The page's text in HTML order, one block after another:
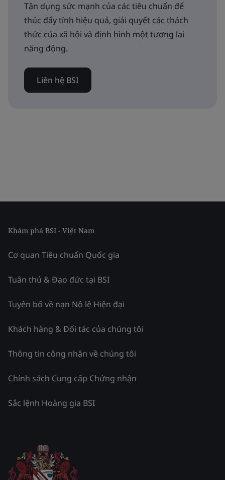
Tận dụng sức mạnh của các tiêu chuẩn để
thúc đẩy tính hiệu quả, giải quyết các thách
thức của xã hội và định hình một tương lai
năng động.
Liên hệ BSI
Khám phá BSI - Việt Nam
Cơ quan Tiêu chuẩn Quốc gia
Tuân thủ & Đạo đức tại BSI
Tuyên bố về nạn Nô lệ Hiện đại
Khách hàng & Đối tác của chúng tôi
Thông tin công nhận về chúng tôi
Chính sách Cung cấp Chứng nhận
Sắc lệnh Hoàng gia BSI